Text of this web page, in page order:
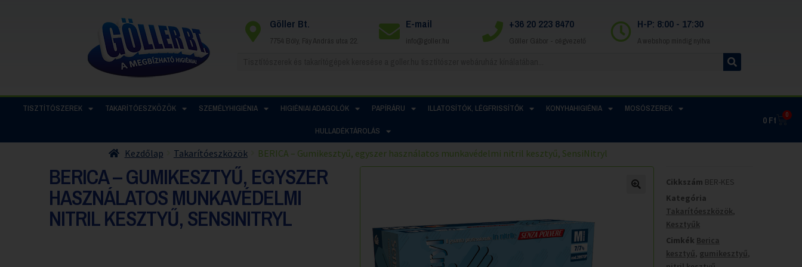
Göller Bt.
7754 Bóly, Fáy András utca 22.
E-mail
info@goller.hu
+36 20 223 8470
Göller Gábor - cégvezető
H-P: 8:00 - 17:30
A webshop mindig nyitva
TISZTÍTÓSZEREK TAKARÍTÓESZKÖZÖK SZEMÉLYHIGIÉNIA HIGIÉNIAI ADAGOLÓK PAPÍRÁRU ILLATOSÍTÓK, LÉGFRISSÍTŐK KONYHAHIGIÉNIA MOSÓSZEREK
HULLADÉKTÁROLÁS
0Ft 0
Kezdőlap Takarítóeszközök BERICA – Gumikesztyű, egyszer használatos munkavédelmi nitril kesztyű, SensiNitryl
BERICA – GUMIKESZTYŰ, EGYSZER
HASZNÁLATOS MUNKAVÉDELMI
NITRIL KESZTYŰ, SENSINITRYL
Cikkszám BER-KES
Kategória
Takarítóeszközök
Kesztyűk
Cimkék Berica
kesztyű gumikesztyű